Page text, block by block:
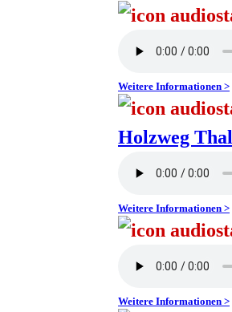
Weitere Informationen >
Holzweg Thal
Weitere Informationen >
Weitere Informationen >